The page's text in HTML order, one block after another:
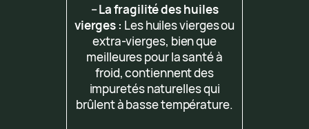
–La fragilité des huiles
vierges : Les huiles vierges ou
extra-vierges, bien que
meilleures pour la santé à
froid, contiennent des
impuretés naturelles qui
brûlent à basse température.